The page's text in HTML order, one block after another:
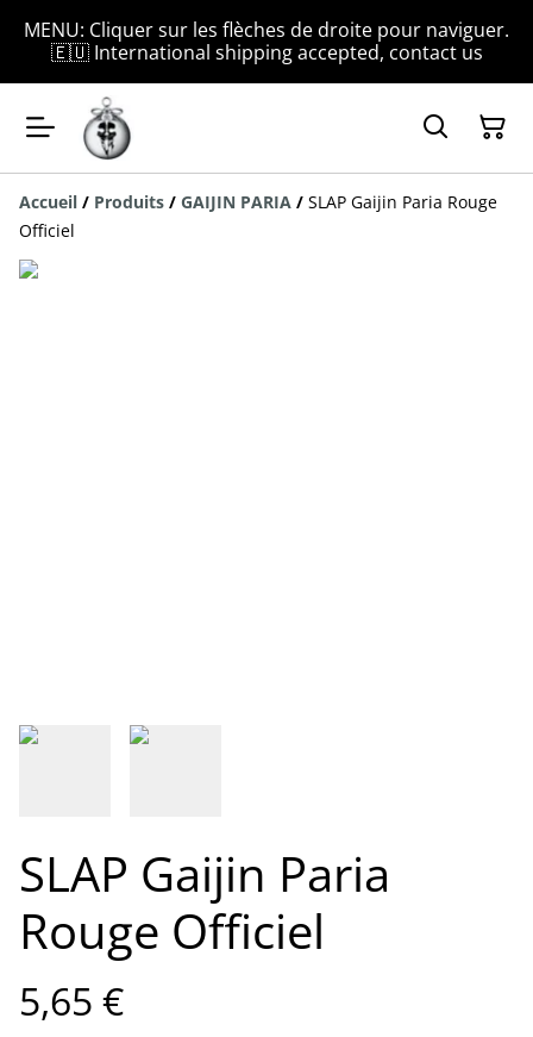
MENU: Cliquer sur les flèches de droite pour naviguer.
🇪🇺 International shipping accepted, contact us
Accueil / Produits / GAIJIN PARIA / SLAP Gaijin Paria Rouge
Officiel
SLAP Gaijin Paria
Rouge Officiel
5,65 €